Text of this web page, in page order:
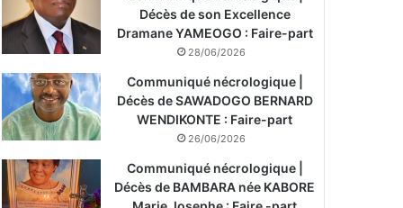
Décès de son Excellence
Dramane YAMEOGO : Faire-part
28/06/2026
Communiqué nécrologique |
Décès de SAWADOGO BERNARD
WENDIKONTE : Faire-part
26/06/2026
Communiqué nécrologique |
Décès de BAMBARA née KABORE